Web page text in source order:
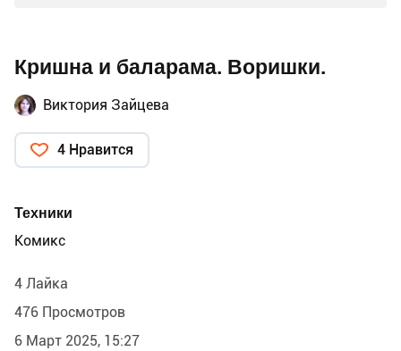
Кришна и баларама. Воришки.
Виктория Зайцева
4 Нравится
Техники
Комикс
4 Лайка
476 Просмотров
6 Март 2025, 15:27